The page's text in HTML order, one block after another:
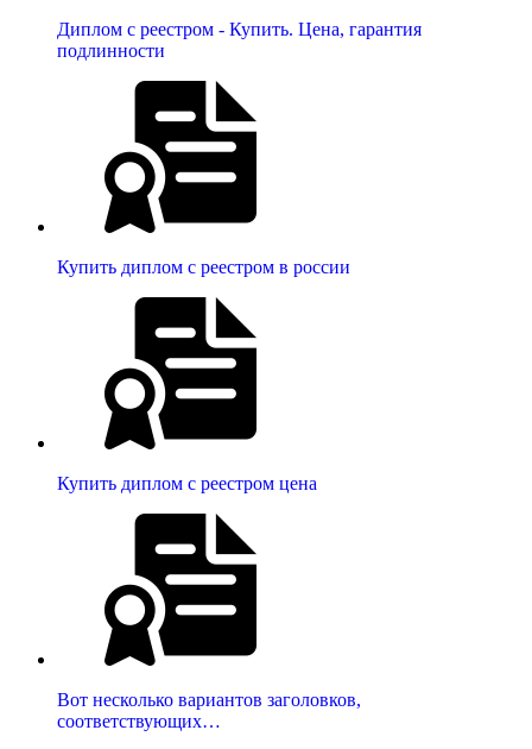
Диплом с реестром - Купить. Цена, гарантия
подлинности
Купить диплом с реестром в россии
Купить диплом с реестром цена
Вот несколько вариантов заголовков,
соответствующих…